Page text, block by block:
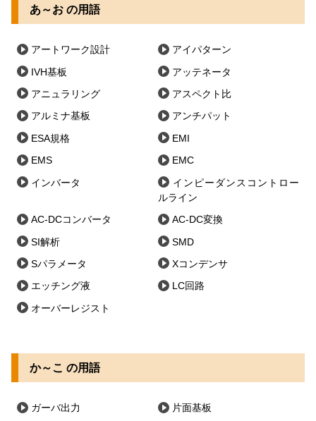
あ～お の用語
アートワーク設計 アイパターン
IVH基板 アッテネータ
アニュラリング アスペクト比
アルミナ基板 アンチパット
ESA規格 EMI
EMS EMC
インバータ
インピーダンスコントロー
ルライン
AC-DCコンバータ AC-DC変換
SI解析 SMD
Sパラメータ Xコンデンサ
エッチング液 LC回路
オーバーレジスト
か～こ の用語
ガーバ出力 片面基板